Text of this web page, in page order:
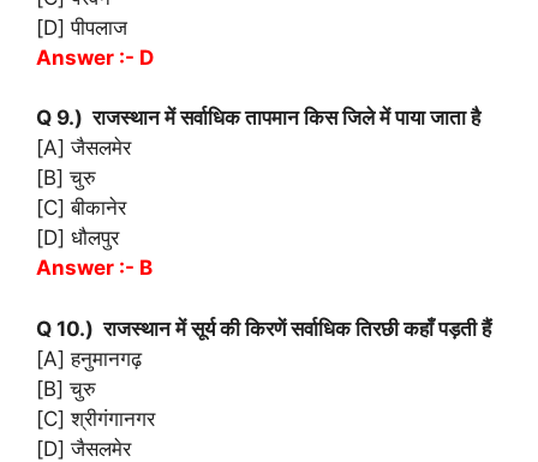
[D] पीपलाज
Answer :- D
Q 9.) राजस्थान में सर्वाधिक तापमान किस जिले में पाया जाता है
[A] जैसलमेर
[B] चुरु
[C] बीकानेर
[D] धौलपुर
Answer :- B
Q 10.) राजस्थान में सूर्य की किरणें सर्वाधिक तिरछी कहाँ पड़ती हैं
[A] हनुमानगढ़
[B] चुरु
[C] श्रीगंगानगर
[D] जैसलमेर